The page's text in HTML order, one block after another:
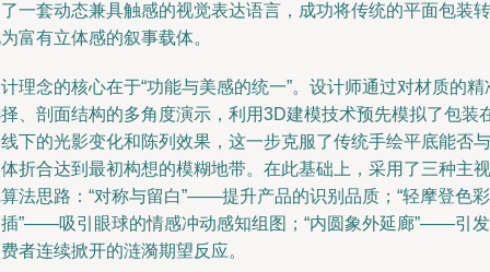
一套动态兼具触感的视觉表达语言，成功将传统的平面包装转
富有立体感的叙事载体。
理念的核心在于“功能与美感的统一”。设计师通过对材质的精
、剖面结构的多角度演示，利用3D建模技术预先模拟了包装
下的光影变化和陈列效果，这一步克服了传统手绘平底能否与
折合达到最初构想的模糊地带。在此基础上，采用了三种主视
法思路：“对称与留白”——提升产品的识别品质；“轻摩登色彩
”——吸引眼球的情感冲动感知组图；“内圆象外延廊”——引发
者连续掀开的涟漪期望反应。